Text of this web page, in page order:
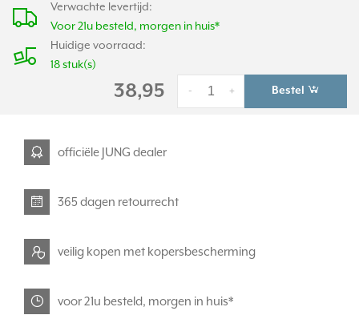
Verwachte levertijd:
Voor 21u besteld, morgen in huis*
Huidige voorraad:
18 stuk(s)
38,95 +
- Bestel
officiële JUNG dealer
365 dagen retourrecht
veilig kopen met kopersbescherming
voor 21u besteld, morgen in huis*